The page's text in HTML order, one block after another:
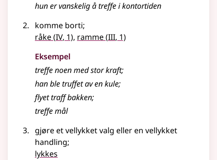
hun er vanskelig åtreffei kontortiden
komme borti;
råke(4
IV, 1), ramme(3
III, 1)
Eksempel
treffe noen med stor kraft;
han ble truffet av en kule;
flyet traff bakken;
treffe mål
gjøre et vellykket valg eller en vellykket
handling;
lykkes